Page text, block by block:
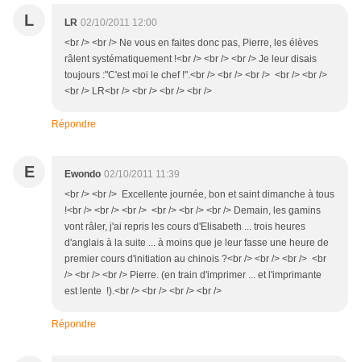
L LR 02/10/2011 12:00
<br /> <br /> Ne vous en faites donc pas, Pierre, les élèves
râlent systématiquement !<br /> <br /> <br /> Je leur disais
toujours :"C'est moi le chef !".<br /> <br /> <br /> <br /> <br />
<br /> LR<br /> <br /> <br /> <br />
Répondre
E Ewondo 02/10/2011 11:39
<br /> <br /> Excellente journée, bon et saint dimanche à tous
!<br /> <br /> <br /> <br /> <br /> <br /> Demain, les gamins
vont râler, j'ai repris les cours d'Elisabeth ... trois heures
d'anglais à la suite ... à moins que je leur fasse une heure de
premier cours d'initiation au chinois ?<br /> <br /> <br /> <br
/> <br /> <br /> Pierre. (en train d'imprimer ... et l'imprimante
est lente !).<br /> <br /> <br /> <br />
Répondre